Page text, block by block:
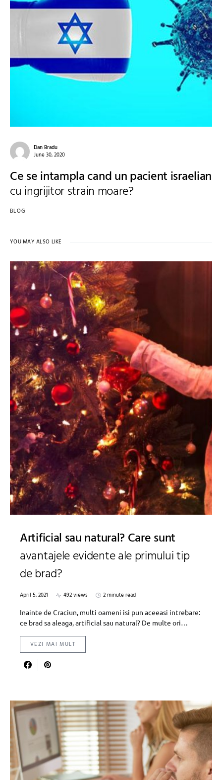
Dan Bradu
June 30, 2020
Ce se intampla cand un pacient israelian
cu ingrijitor strain moare?
BLOG
YOU MAY ALSO LIKE
Artificial sau natural? Care sunt
avantajele evidente ale primului tip
de brad?
April 5, 2021 492 views
2 minute read
Inainte de Craciun, multi oameni isi pun aceeasi intrebare:
ce brad sa aleaga, artificial sau natural? De multe ori…
VEZI MAI MULT